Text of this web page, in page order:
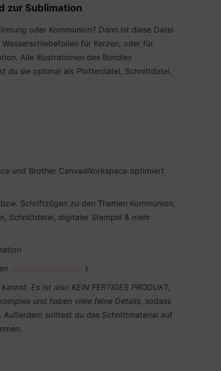
zur Sublimation
oder Kommunion? Dann ist diese Datei
für Kerzen, oder für
Alle Illustrationen des Bundles
du sie optimal als Plotterdatei, Schnittdatei,
und Brother CanvasWorkspace optimiert
Schriftzügen zu den Themen Kommunion,
Schnittdatei, digitaler Stempel & mehr
)
Es ist also KEIN FERTIGES PRODUKT,
und haben viele feine Details, sodass
solltest du das Schnittmaterial auf